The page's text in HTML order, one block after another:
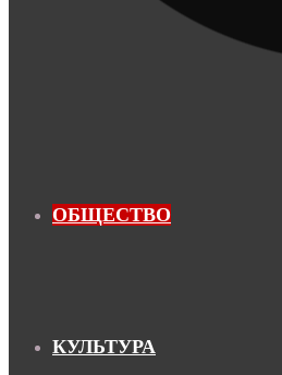
ОБЩЕСТВО
КУЛЬТУРА